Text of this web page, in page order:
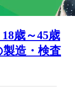
歳～45歳
製造・検査